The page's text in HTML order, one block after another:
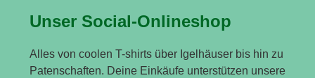
Unser Social-Onlineshop
Alles von coolen T-shirts über Igelhäuser bis hin zu
Patenschaften. Deine Einkäufe unterstützen unsere